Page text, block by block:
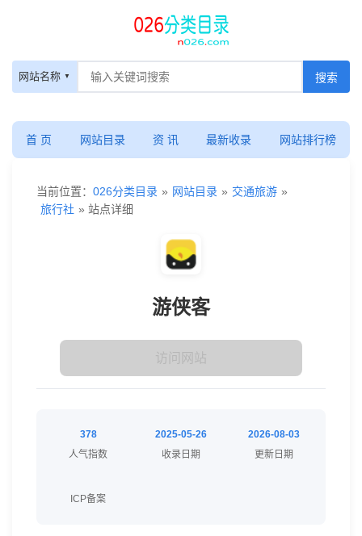
网站名称
首 页 网站目录 资 讯 最新收录 网站排行榜
当前位置： 026分类目录 » 网站目录 » 交通旅游 »
旅行社 » 站点详细
游侠客
访问网站
378
人气指数
2025-05-26
收录日期
2026-08-03
更新日期
ICP备案